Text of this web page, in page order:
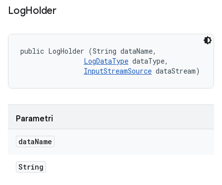
LogHolder
public LogHolder (String dataName,
LogDataType dataType,
InputStreamSource dataStream)
Parametri
dataName
String